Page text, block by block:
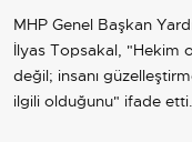
MHP Genel Başkan
İlyas Topsakal, "Hekim
değil; insanı
ilgili olduğunu" ifade etti.